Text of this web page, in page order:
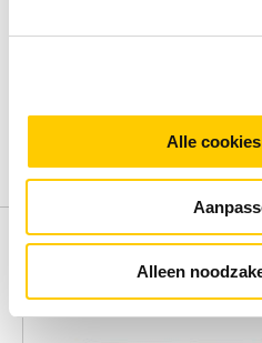
Alle
Alleen
Beoordelingen binnenkort beschikbaar
Deel je ervaring met het
Alternatieven
Vergelijk